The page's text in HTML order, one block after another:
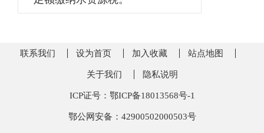
联系我们 设为首页 加入收藏 站点地图
关于我们 隐私说明
ICP证号：鄂ICP备18013568号-1
鄂公网安备：42900502000503号